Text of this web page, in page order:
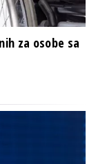
za osobe sa